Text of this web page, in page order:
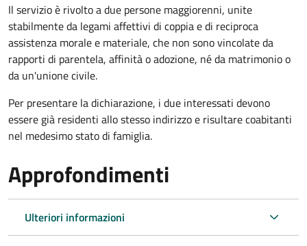
Il servizio è rivolto a due persone maggiorenni, unite
stabilmente da legami affettivi di coppia e di reciproca
assistenza morale e materiale, che non sono vincolate da
rapporti di parentela, affinità o adozione, né da matrimonio o
da un'unione civile.
Per presentare la dichiarazione, i due interessati devono
essere già residenti allo stesso indirizzo e risultare coabitanti
nel medesimo stato di famiglia.
Approfondimenti
Ulteriori informazioni